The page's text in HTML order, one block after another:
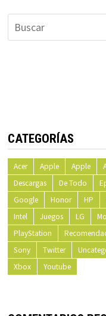
CATEGORÍAS
Acer Apple Apple
Descargas
De Todo
Google
Honor HP
Intel
Juegos LG
PlayStation
Sony
Twitter
Xbox
Youtube